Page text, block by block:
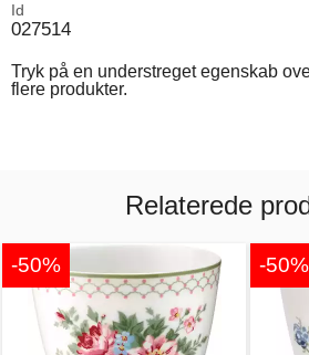
Id
027514
Tryk på en understreget egenskab
flere produkter.
Relaterede
-50% -50%